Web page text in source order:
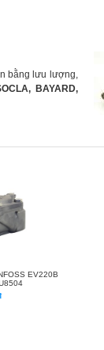
bằng lưu lượng,
BAYARD,
EV220B